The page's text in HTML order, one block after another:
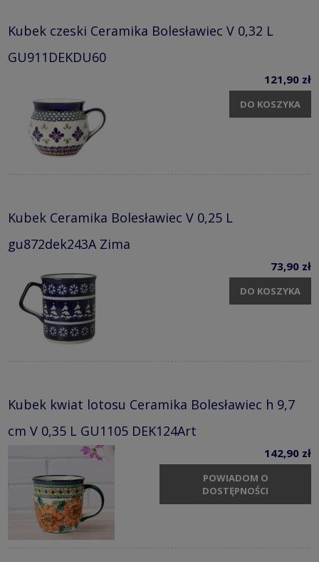
Kubek czeski Ceramika Bolesławiec V 0,32 L
GU911DEKDU60
121,90 zł
DO KOSZYKA
Kubek Ceramika Bolesławiec V 0,25 L
gu872dek243A Zima
73,90 zł
DO KOSZYKA
Kubek kwiat lotosu Ceramika Bolesławiec h 9,7
cm V 0,35 L GU1105 DEK124Art
142,90 zł
POWIADOM O
DOSTĘPNOŚCI